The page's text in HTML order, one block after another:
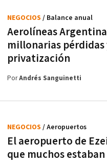
Aerolíneas
millonarias pérdidas
privatización
NEGOCIOS / Balance anual
PorAndrés Sanguinetti
El aeropuerto de
que muchos
NEGOCIOS / Aeropuertos